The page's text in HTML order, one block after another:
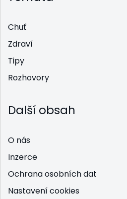
Chuť
Zdraví
Tipy
Rozhovory
Další obsah
O nás
Inzerce
Ochrana osobních dat
Nastavení cookies